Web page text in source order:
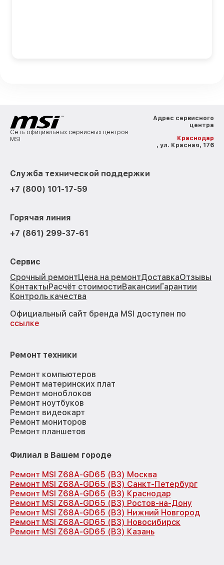
Сеть официальных сервисных центров
MSI
Адрес сервисного
центра
Краснодар
, ул. Красная, 176
Служба технической поддержки
+7 (800) 101-17-59
Горячая линия
+7 (861) 299-37-61
Сервис
Срочный ремонтЦена на ремонтДоставкаОтзывы
КонтактыРасчёт стоимостиВакансииГарантии
Контроль качества
Официальный сайт бренда MSI доступен по
ссылке
Ремонт техники
Ремонт компьютеров
Ремонт материнских плат
Ремонт моноблоков
Ремонт ноутбуков
Ремонт видеокарт
Ремонт мониторов
Ремонт планшетов
Филиал в Вашем городе
Ремонт MSI Z68A-GD65 (B3) Москва
Ремонт MSI Z68A-GD65 (B3) Санкт-Петербург
Ремонт MSI Z68A-GD65 (B3) Краснодар
Ремонт MSI Z68A-GD65 (B3) Ростов-на-Дону
Ремонт MSI Z68A-GD65 (B3) Нижний Новгород
Ремонт MSI Z68A-GD65 (B3) Новосибирск
Ремонт MSI Z68A-GD65 (B3) Казань